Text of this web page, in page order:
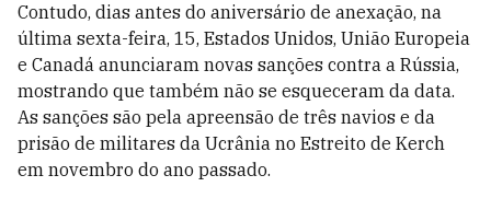
Contudo, dias antes do aniversário de anexação, na
última sexta-feira, 15, Estados Unidos, União Europeia
e Canadá anunciaram novas sanções contra a Rússia,
mostrando que também não se esqueceram da data.
As sanções são pela apreensão de três navios e da
prisão de militares da Ucrânia no Estreito de Kerch
em novembro do ano passado.